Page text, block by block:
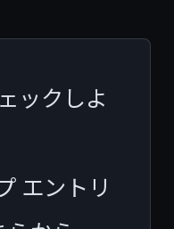
ックしよ
エントリ